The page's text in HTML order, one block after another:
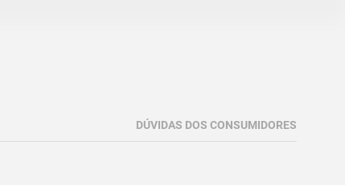
DÚVIDAS DOS CONSUMIDORES